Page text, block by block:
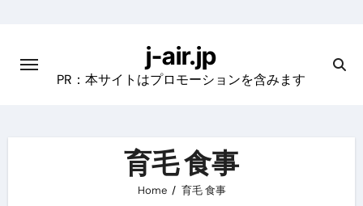
content
j-air.jp
PR：本サイトはプロモーションを含みます
育毛 食事
Home 育毛 食事